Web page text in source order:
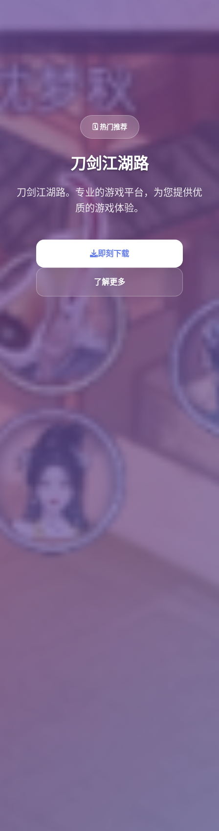
🗓️ 热门推荐
刀剑江湖路
刀剑江湖路。专业的游戏平台，为您提供优
质的游戏体验。
即刻下载
了解更多